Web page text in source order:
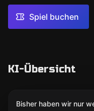
Spiel buchen
KI-Übersicht
Bisher haben wir nur